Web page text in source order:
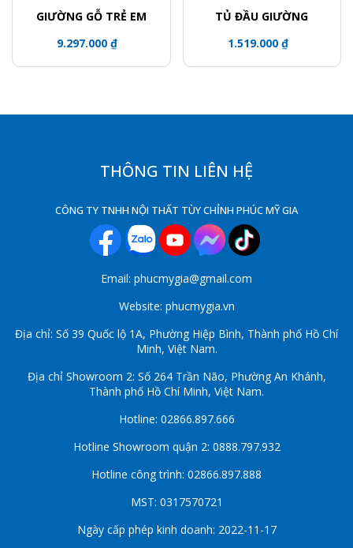
GIƯỜNG GỖ TRẺ EM
9.297.000 ₫
TỦ ĐẦU GIƯỜNG
1.519.000 ₫
THÔNG TIN LIÊN HỆ
CÔNG TY TNHH NỘI THẤT TÙY CHỈNH PHÚC MỸ GIA
Email: phucmygia@gmail.com
Website: phucmygia.vn
Địa chỉ: Số 39 Quốc lộ 1A, Phường Hiệp Bình, Thành phố Hồ Chí
Minh, Việt Nam.
Địa chỉ Showroom 2: Số 264 Trần Não, Phường An Khánh,
Thành phố Hồ Chí Minh, Việt Nam.
Hotline: 02866.897.666
Hotline Showroom quận 2: 0888.797.932
Hotline công trình: 02866.897.888
MST: 0317570721
Ngày cấp phép kinh doanh: 2022-11-17